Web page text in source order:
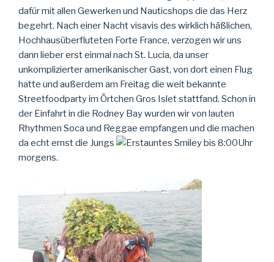
dafür mit allen Gewerken und Nauticshops die das Herz
begehrt. Nach einer Nacht visavis des wirklich häßlichen,
Hochhausüberfluteten Forte France, verzogen wir uns
dann lieber erst einmal nach St. Lucia, da unser
unkomplizierter amerikanischer Gast, von dort einen Flug
hatte und außerdem am Freitag die weit bekannte
Streetfoodparty im Örtchen Gros Islet stattfand. Schon in
der Einfahrt in die Rodney Bay wurden wir von lauten
Rhythmen Soca und Reggae empfangen und die machen
da echt ernst die Jungs
bis 8:00Uhr
morgens.